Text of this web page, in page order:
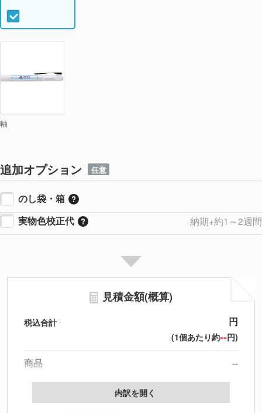
軸
追加オプション 任意
のし袋・箱
実物色校正代
納期+約1～2週間
見積金額(概算)
税込合計 円
(1個あたり約--円)
商品
--
製版代
印刷代
内訳を開く